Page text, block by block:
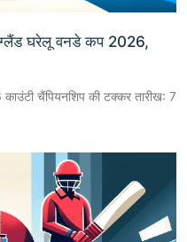
इंग्लैंड घरेलू वनडे कप 2026,
काउंटी चैंपियनशिप की टक्कर तारीख: 7